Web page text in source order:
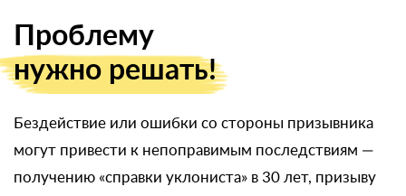
Проблему
нужно решать!
Бездействие или ошибки со стороны призывника
могут привести к непоправимым последствиям —
получению «справки уклониста» в 30 лет, призыву